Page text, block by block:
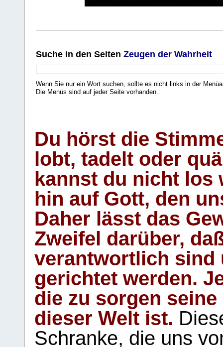
Suche in den Seiten Zeugen der Wahrheit
Wenn Sie nur ein Wort suchen, sollte es nicht links in der
Die Menüs sind auf jeder Seite vorhanden..
Du hörst die
lobt, tadelt oder
kannst du nicht los
hin auf Gott, den
Daher lässt das
Zweifel darüber,
verantwortlich sind
gerichtet werden.
die zu sorgen
dieser Welt ist.
Schranke, die uns